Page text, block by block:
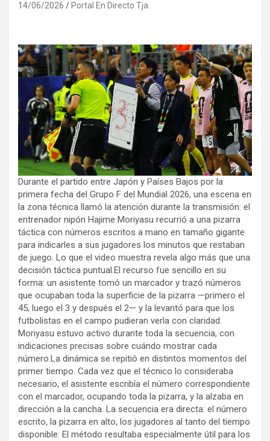
14/06/2026 Portal En Directo Tja.
Durante el partido entre Japón y Países Bajos por la
primera fecha del Grupo F del Mundial 2026, una escena en
la zona técnica llamó la atención durante la transmisión: el
entrenador nipón Hajime Moriyasu recurrió a una pizarra
táctica con números escritos a mano en tamaño gigante
para indicarles a sus jugadores los minutos que restaban
de juego. Lo que el video muestra revela algo más que una
decisión táctica puntual.El recurso fue sencillo en su
forma: un asistente tomó un marcador y trazó números
que ocupaban toda la superficie de la pizarra —primero el
45, luego el 3 y después el 2— y la levantó para que los
futbolistas en el campo pudieran verla con claridad.
Moriyasu estuvo activo durante toda la secuencia, con
indicaciones precisas sobre cuándo mostrar cada
número.La dinámica se repitió en distintos momentos del
primer tiempo. Cada vez que el técnico lo consideraba
necesario, el asistente escribía el número correspondiente
con el marcador, ocupando toda la pizarra, y la alzaba en
dirección a la cancha. La secuencia era directa: el número
escrito, la pizarra en alto, los jugadores al tanto del tiempo
disponible. El método resultaba especialmente útil para los